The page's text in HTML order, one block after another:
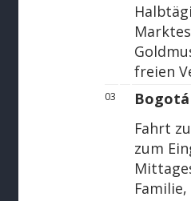
freien
03
Bogotá
Fahrt
zum